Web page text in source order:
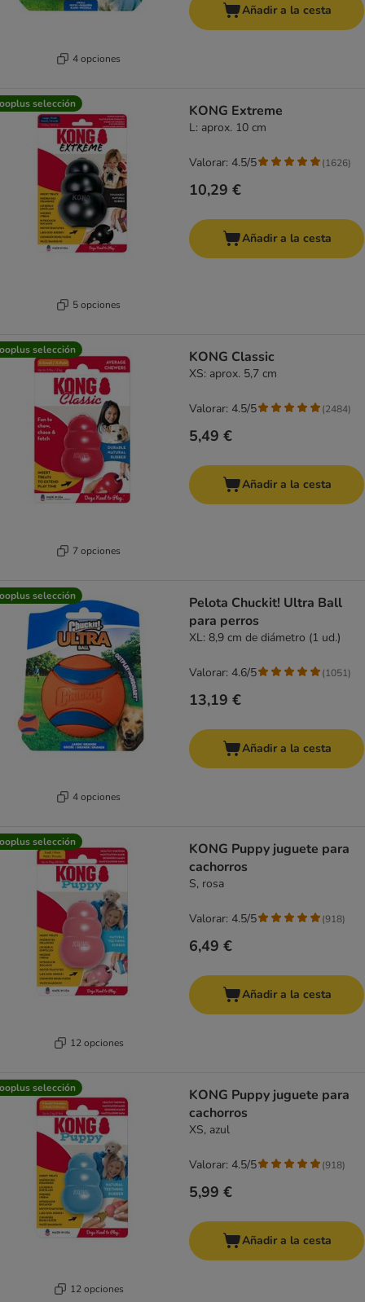
4 opciones
Añadir a la cesta
selección
5 opciones
KONG Extreme
L: aprox. 10 cm
10,29 €
Valorar: 4.5/5 (1626)
Añadir a la cesta
selección
7 opciones
KONG Classic
XS: aprox. 5,7 cm
5,49 €
Valorar: 4.5/5 (2484)
Añadir a la cesta
selección
4 opciones
Pelota Chuckit! Ultra Ball
para perros
XL: 8,9 cm de diámetro (1 ud.)
13,19 €
Valorar: 4.6/5 (1051)
Añadir a la cesta
selección
12 opciones
KONG Puppy juguete para
cachorros
S, rosa
6,49 €
Valorar: 4.5/5 (918)
Añadir a la cesta
selección
12 opciones
KONG Puppy juguete para
cachorros
XS, azul
5,99 €
Valorar: 4.5/5 (918)
Añadir a la cesta